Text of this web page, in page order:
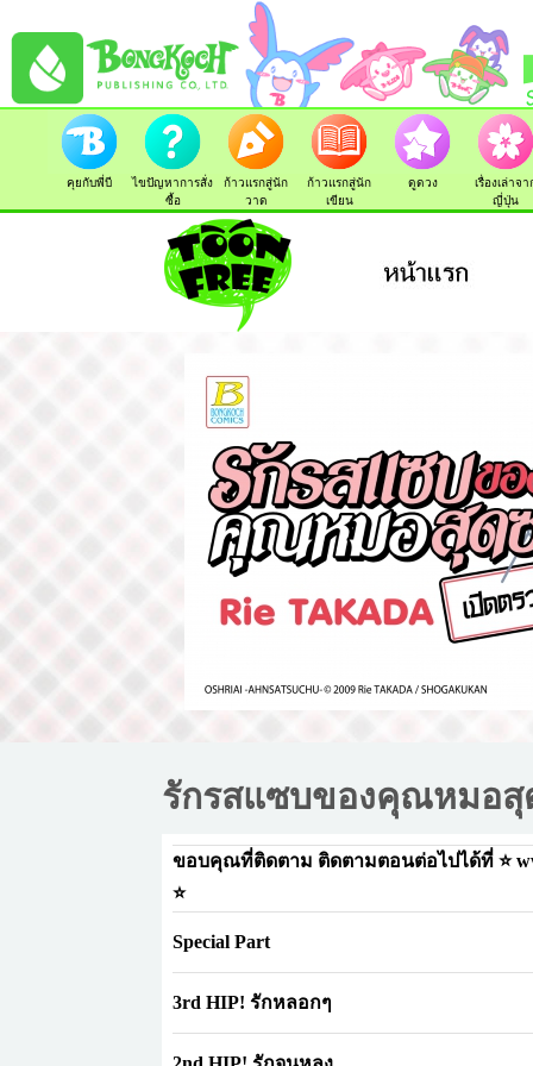
คุยกับพี่บี
ไขปัญหาการสั่ง
ซื้อ
ก้าวแรกสู่นัก
วาด
ก้าวแรกสู่นัก
เขียน
ดูดวง
เรื่องเล่าจา
ญี่ปุ่น
รักรสแซบของคุณหมอ
ขอบคุณที่ติดตาม ติดตามตอนต่อไปได้ที่ ⭐
⭐
Special Part
3rd HIP! รักหลอกๆ